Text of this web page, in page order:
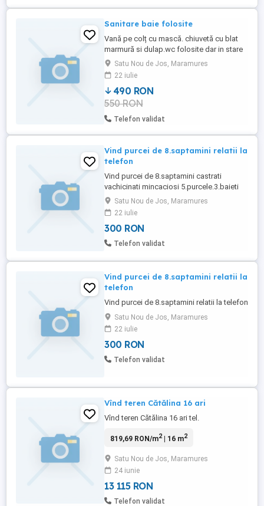
Sanitare baie folosite
Vană pe colț cu mască. chiuvetă cu blat
marmură si dulap.wc folosite dar in stare
bună preț f bun toate
Satu Nou de Jos, Maramures
22 iulie
490 RON
550 RON
Telefon validat
Vind purcei de 8.saptamini relatii la
telefon
Vind purcei de 8.saptamini castrati
vachicinati mincaciosi 5.purcele.3.baieti
Satu Nou de Jos, Maramures
22 iulie
300 RON
Telefon validat
Vind purcei de 8.saptamini relatii la
telefon
Vind purcei de 8.saptamini relatii la telefon
Satu Nou de Jos, Maramures
22 iulie
300 RON
Telefon validat
Vînd teren Cătălina 16 ari
Vînd teren Cătălina 16 ari tel.
819,69 RON/m2| 16 m2
Satu Nou de Jos, Maramures
24 iunie
13 115 RON
Telefon validat